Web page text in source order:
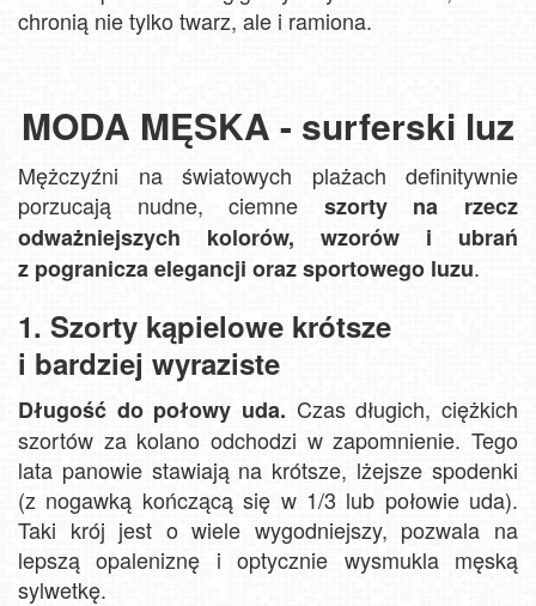
chronią nie tylko twarz, ale i ramiona.
MODA MĘSKA - surferski luz
Mężczyźni na światowych plażach definitywnie
porzucają nudne, ciemne szorty na rzecz
odważniejszych kolorów, wzorów i ubrań
z pogranicza elegancji oraz sportowego luzu.
1. Szorty kąpielowe krótsze
i bardziej wyraziste
Długość do połowy uda. Czas długich, ciężkich
szortów za kolano odchodzi w zapomnienie. Tego
lata panowie stawiają na krótsze, lżejsze spodenki
(z nogawką kończącą się w 1/3 lub połowie uda).
Taki krój jest o wiele wygodniejszy, pozwala na
lepszą opaleniznę i optycznie wysmukla męską
sylwetkę.